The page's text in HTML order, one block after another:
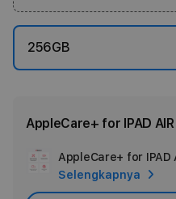
256GB
AppleCare+ for IPAD AIR
AppleCare+ for IPAD
Selengkapnya